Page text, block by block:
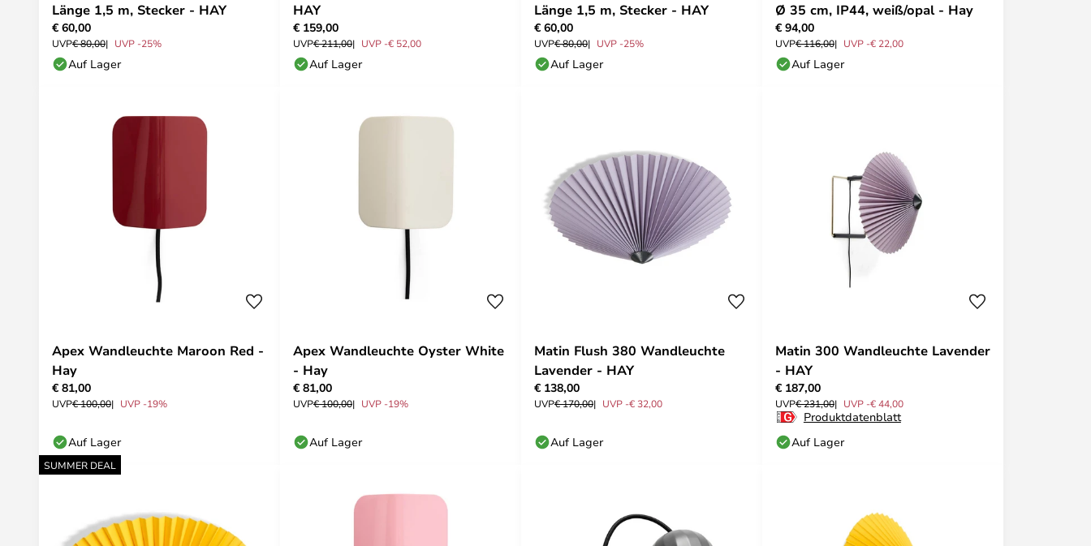
Länge 1,5 m, Stecker - HAY
€ 60,00
UVP€ 80,00 UVP -25%
Auf Lager
HAY
€ 159,00
UVP€ 211,00 UVP -€ 52,00
Auf Lager
Länge 1,5 m, Stecker - HAY
€ 60,00
UVP€ 80,00 UVP -25%
Auf Lager
Ø 35 cm, IP44, weiß/opal - Hay
€ 94,00
UVP€ 116,00 UVP -€ 22,00
Auf Lager
Apex Wandleuchte Maroon Red -
Hay
€ 81,00
UVP€ 100,00 UVP -19%
Auf Lager
Apex Wandleuchte Oyster White
- Hay
€ 81,00
UVP€ 100,00 UVP -19%
Auf Lager
Matin Flush 380 Wandleuchte
Lavender - HAY
€ 138,00
UVP€ 170,00 UVP -€ 32,00
Auf Lager
Matin 300 Wandleuchte Lavender
- HAY
€ 187,00
UVP€ 231,00 UVP -€ 44,00
Produktdatenblatt
Auf Lager
SUMMER DEAL